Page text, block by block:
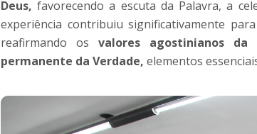
Deus, favorecendo a escuta da Palavra, a
experiência contribuiu significativamente
reafirmando os valores agostinianos
permanente da Verdade, elementos